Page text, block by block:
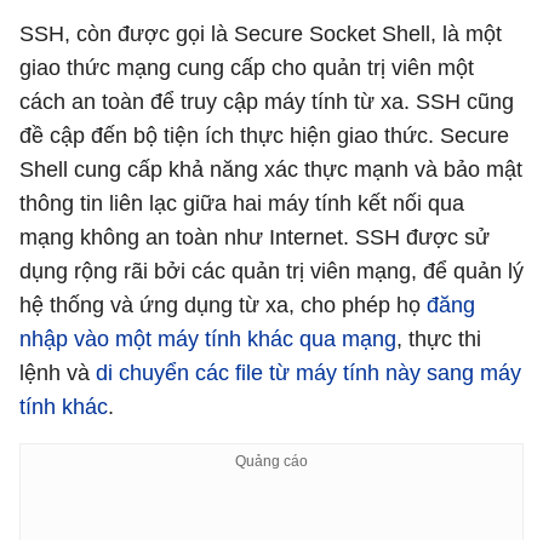
SSH, còn được gọi là Secure Socket Shell, là một
giao thức mạng cung cấp cho quản trị viên một
cách an toàn để truy cập máy tính từ xa. SSH cũng
đề cập đến bộ tiện ích thực hiện giao thức. Secure
Shell cung cấp khả năng xác thực mạnh và bảo mật
thông tin liên lạc giữa hai máy tính kết nối qua
mạng không an toàn như Internet. SSH được sử
dụng rộng rãi bởi các quản trị viên mạng, để quản lý
hệ thống và ứng dụng từ xa, cho phép họ đăng
nhập vào một máy tính khác qua mạng, thực thi
lệnh và di chuyển các file từ máy tính này sang máy
tính khác.